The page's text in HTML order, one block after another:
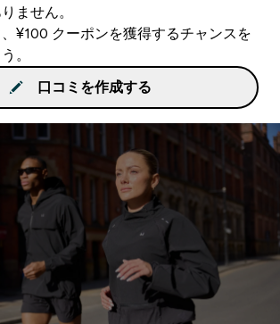
ません。
¥100 クーポンを獲得するチャンスを
。
口コミを作成する